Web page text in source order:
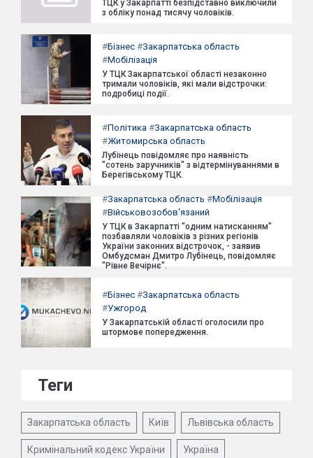
ТЦК у Закарпатті безпідставно виключили
з обліку понад тисячу чоловіків.
#Бізнес #Закарпатська область
#Мобілізація
У ТЦК Закарпатської області незаконно
тримали чоловіків, які мали відстрочки:
подробиці події.
#Політика #Закарпатська область
#Житомирська область
Лубінець повідомляє про наявність
"сотень заручників" з відтермінуваннями в
Берегівському ТЦК.
#Закарпатська область #Мобілізація
#Військовозобов'язаний
У ТЦК в Закарпатті "одним натисканням"
позбавляли чоловіків з різних регіонів
України законних відстрочок, - заявив
Омбудсман Дмитро Лубінець, повідомляє
"Рівне Вечірнє".
#Бізнес #Закарпатська область
#Ужгород
У Закарпатській області оголосили про
штормове попередження.
Теги
Закарпатська область Київ Львівська область
Кримінальний кодекс України Україна